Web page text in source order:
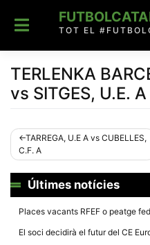
content
TOT EL
TERLENKA
vs SITGES, U.E. A
Navegació
d'entrades
TARREGA, U.E A vs CUBELLES,
C.F. A
Últimes notícies
Places vacants RFEF o peatge
El soci decidirà el futur del CE